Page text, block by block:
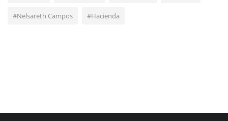
#Nelsareth Campos #Hacienda